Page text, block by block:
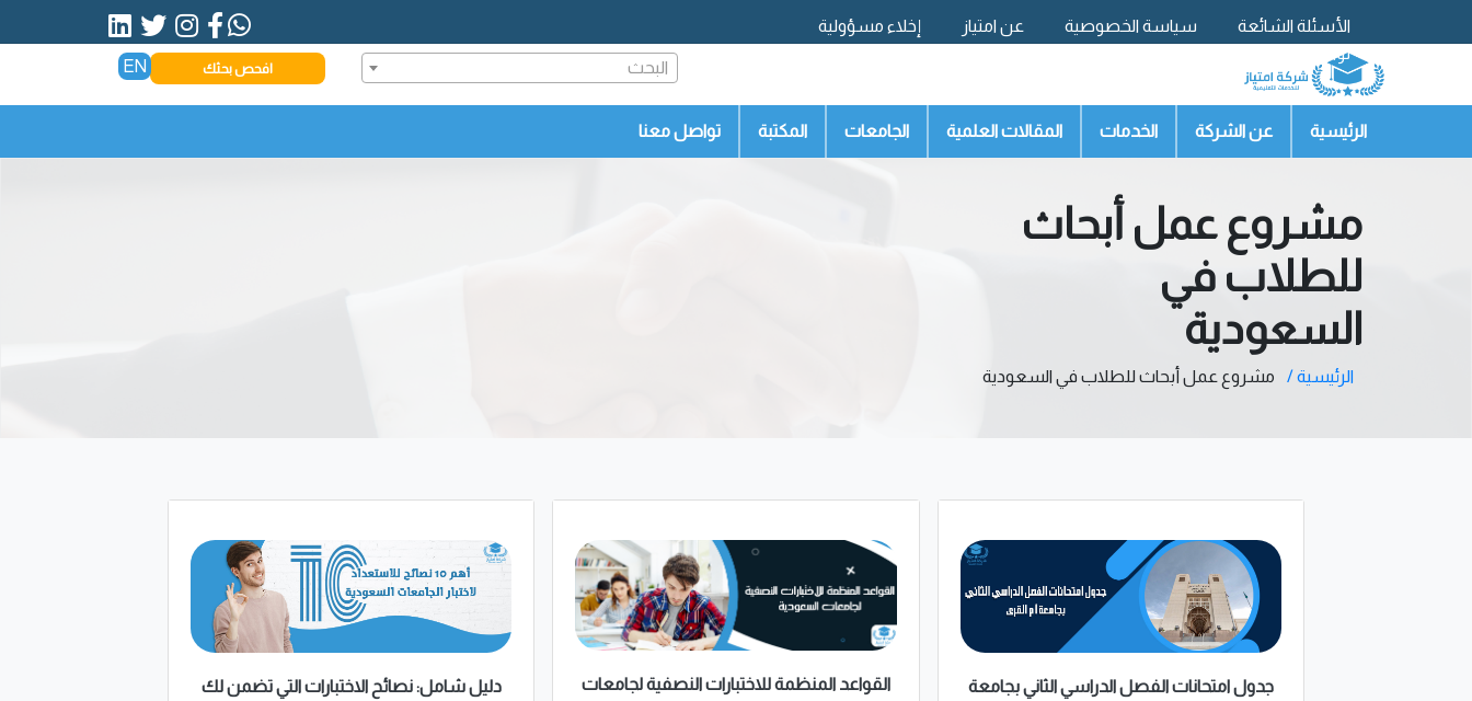
الأسئلة الشائعة سياسة الخصوصية عن امتياز
إخلاء مسؤولية
تواصل معنا
البحث افحص بحثك EN
الرئيسية عن الشركة الخدمات المقالات العلمية الجامعات المكتبة تواصل معنا
مشروع عمل أبحاث
للطلاب في
السعودية
الرئيسية / مشروع عمل أبحاث للطلاب في السعودية
جدول امتحانات الفصل الدراسي الثاني بجامعة
القواعد المنظمة للاختبارات النصفية لجامعات
دليل شامل: نصائح الاختبارات التي تضمن لك